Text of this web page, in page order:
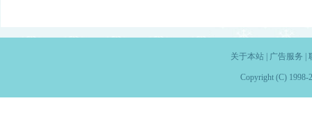
关于本站| 广告服务
Copyright (C) 1998-